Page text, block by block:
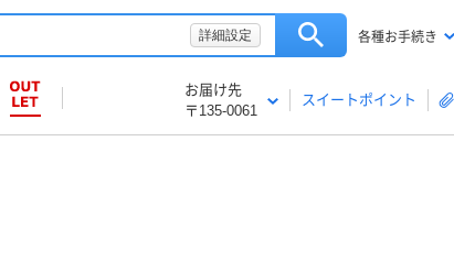
詳細設定 各種お手続き
お届け先
〒135-0061
スイートポイント